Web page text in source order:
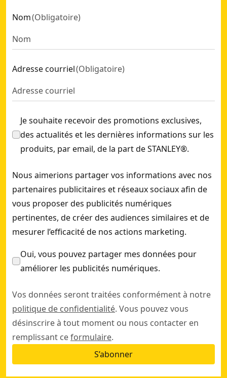
Nom(Obligatoire)
Adresse courriel(Obligatoire)
Je souhaite recevoir des promotions exclusives,
des actualités et les dernières informations sur les
produits, par email, de la part de STANLEY®.
Nous aimerions partager vos informations avec nos
partenaires publicitaires et réseaux sociaux afin de
vous proposer des publicités numériques
pertinentes, de créer des audiences similaires et de
mesurer l’efficacité de nos actions marketing.
Oui, vous pouvez partager mes données pour
améliorer les publicités numériques.
Vos données seront traitées conformément à notre
politique de confidentialité. Vous pouvez vous
désinscrire à tout moment ou nous contacter en
remplissant ceformulaire.
S’abonner